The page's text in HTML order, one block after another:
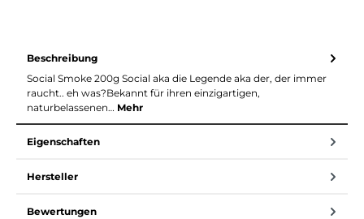
Beschreibung
Social Smoke 200g Social aka die Legende aka der, der immer
raucht.. eh was?Bekannt für ihren einzigartigen,
naturbelassenen… Mehr
Eigenschaften
Hersteller
Bewertungen